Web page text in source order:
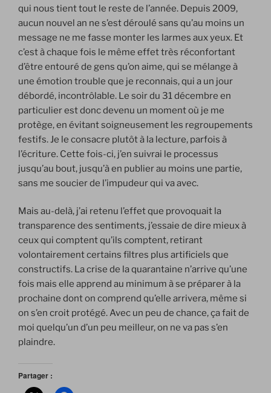
qui nous tient tout le reste de l’année. Depuis 2009,
aucun nouvel an ne s’est déroulé sans qu’au moins un
message ne me fasse monter les larmes aux yeux. Et
c’est à chaque fois le même effet très réconfortant
d’être entouré de gens qu’on aime, qui se mélange à
une émotion trouble que je reconnais, qui a un jour
débordé, incontrôlable. Le soir du 31 décembre en
particulier est donc devenu un moment où je me
protège, en évitant soigneusement les regroupements
festifs. Je le consacre plutôt à la lecture, parfois à
l’écriture. Cette fois-ci, j’en suivrai le processus
jusqu’au bout, jusqu’à en publier au moins une partie,
sans me soucier de l’impudeur qui va avec.
Mais au-delà, j’ai retenu l’effet que provoquait la
transparence des sentiments, j’essaie de dire mieux à
ceux qui comptent qu’ils comptent, retirant
volontairement certains filtres plus artificiels que
constructifs. La crise de la quarantaine n’arrive qu’une
fois mais elle apprend au minimum à se préparer à la
prochaine dont on comprend qu’elle arrivera, même si
on s’en croit protégé. Avec un peu de chance, ça fait de
moi quelqu’un d’un peu meilleur, on ne va pas s’en
plaindre.
Partager :